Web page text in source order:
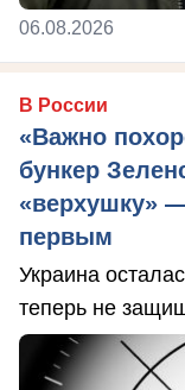
06.08.2026
В России
«Важно
бункер
«верхушку»
первым
Украина
теперь не